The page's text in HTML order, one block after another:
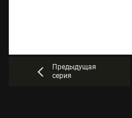
Предыдущая
серия